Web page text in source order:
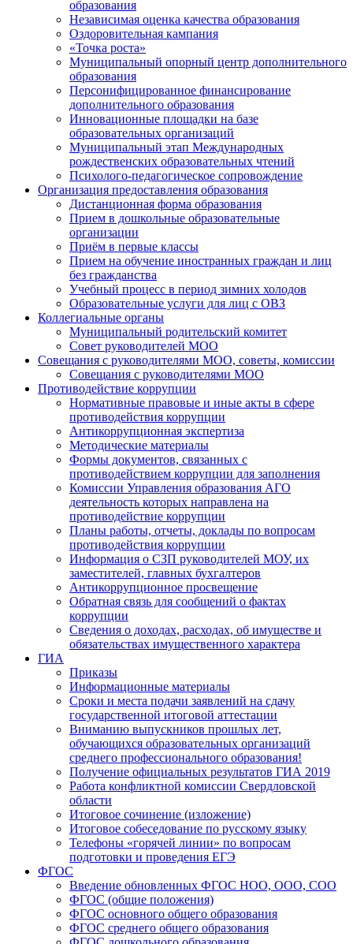
образования
Независимая оценка качества образования
Оздоровительная кампания
«Точка роста»
Муниципальный опорный центр дополнительного
образования
Персонифицированное финансирование
дополнительного образования
Инновационные площадки на базе
образовательных организаций
Муниципальный этап Международных
рождественских образовательных чтений
Психолого-педагогическое сопровождение
Организация предоставления образования
Дистанционная форма образования
Прием в дошкольные образовательные
организации
Приём в первые классы
Прием на обучение иностранных граждан и лиц
без гражданства
Учебный процесс в период зимних холодов
Образовательные услуги для лиц с ОВЗ
Коллегиальные органы
Муниципальный родительский комитет
Совет руководителей МОО
Совещания с руководителями МОО, советы, комиссии
Совещания с руководителями МОО
Противодействие коррупции
Нормативные правовые и иные акты в сфере
противодействия коррупции
Антикоррупционная экспертиза
Методические материалы
Формы документов, связанных с
противодействием коррупции для заполнения
Комиссии Управления образования АГО
деятельность которых направлена на
противодействие коррупции
Планы работы, отчеты, доклады по вопросам
противодействия коррупции
Информация о СЗП руководителей МОУ, их
заместителей, главных бухгалтеров
Антикоррупционное просвещение
Обратная связь для сообщений о фактах
коррупции
Сведения о доходах, расходах, об имуществе и
обязательствах имущественного характера
ГИА
Приказы
Информационные материалы
Сроки и места подачи заявлений на сдачу
государственной итоговой аттестации
Вниманию выпускников прошлых лет,
обучающихся образовательных организаций
среднего профессионального образования!
Получение официальных результатов ГИА 2019
Работа конфликтной комиссии Свердловской
области
Итоговое сочинение (изложение)
Итоговое собеседование по русскому языку
Телефоны «горячей линии» по вопросам
подготовки и проведения ЕГЭ
ФГОС
Введение обновленных ФГОС НОО, ООО, СОО
ФГОС (общие положения)
ФГОС основного общего образования
ФГОС среднего общего образования